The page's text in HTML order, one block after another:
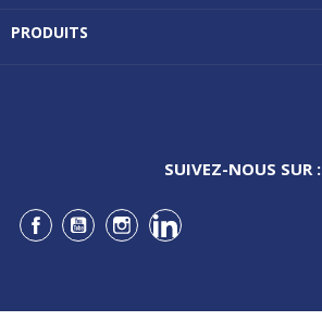
PRODUITS
SUIVEZ-NOUS SUR :
Facebook
YouTubeInstagramLinkedIn